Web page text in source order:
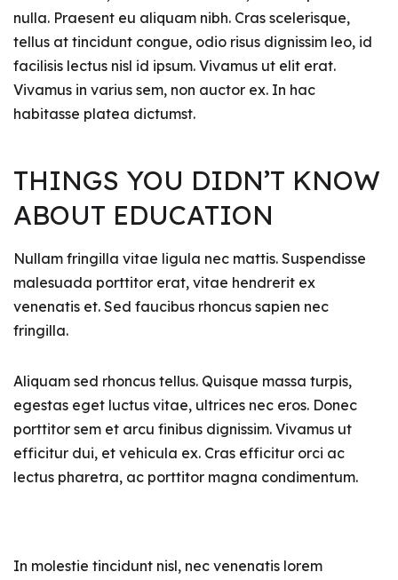
nulla. Praesent eu aliquam nibh. Cras scelerisque,
tellus at tincidunt congue, odio risus dignissim leo, id
facilisis lectus nisl id ipsum. Vivamus ut elit erat.
Vivamus in varius sem, non auctor ex. In hac
habitasse platea dictumst.
THINGS YOU DIDN’T KNOW
ABOUT EDUCATION
Nullam fringilla vitae ligula nec mattis. Suspendisse
malesuada porttitor erat, vitae hendrerit ex
venenatis et. Sed faucibus rhoncus sapien nec
fringilla.
Aliquam sed rhoncus tellus. Quisque massa turpis,
egestas eget luctus vitae, ultrices nec eros. Donec
porttitor sem et arcu finibus dignissim. Vivamus ut
efficitur dui, et vehicula ex. Cras efficitur orci ac
lectus pharetra, ac porttitor magna condimentum.
In molestie tincidunt nisl, nec venenatis lorem